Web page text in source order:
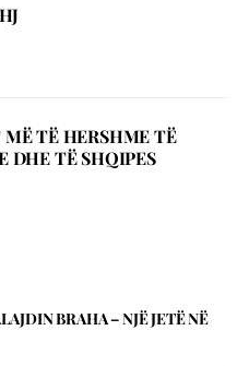
MË TË HERSHME TË
DHE TË SHQIPES
BRAHA – NJЁ JETЁ NЁ